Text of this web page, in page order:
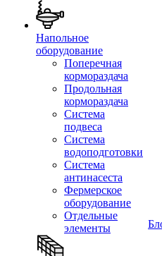
Напольное
оборудование
Поперечная
кормораздача
Продольная
кормораздача
Система
подвеса
Система
водоподготовки
Система
антинасеста
Фермерское
оборудование
Отдельные
элементы